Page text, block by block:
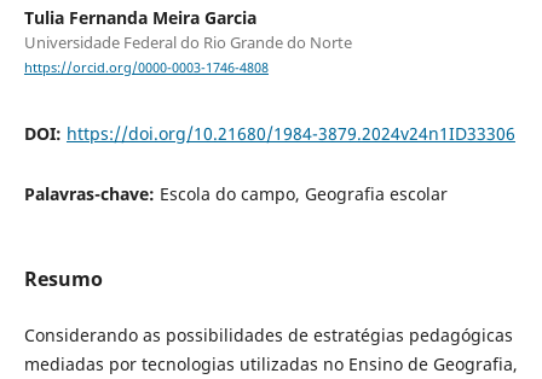
Tulia Fernanda Meira Garcia
Universidade Federal do Rio Grande do Norte
https://orcid.org/0000-0003-1746-4808
DOI: https://doi.org/10.21680/1984-3879.2024v24n1ID33306
Palavras-chave: Escola do campo, Geografia escolar
Resumo
Considerando as possibilidades de estratégias pedagógicas
mediadas por tecnologias utilizadas no Ensino de Geografia,